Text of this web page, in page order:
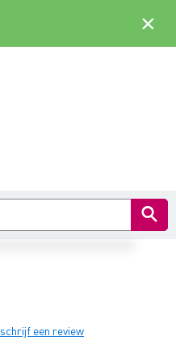
schrijf een review
×